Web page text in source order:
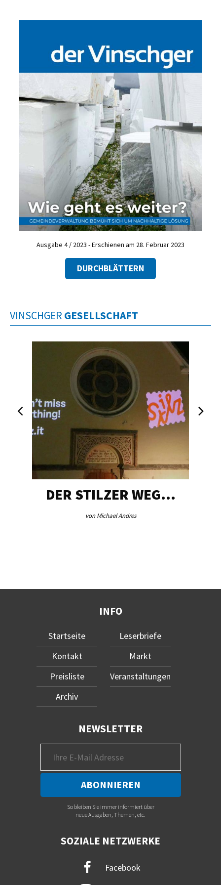
Ausgabe 4 / 2023 - Erschienen am 28. Februar 2023
DURCHBLÄTTERN
VINSCHGER GESELLSCHAFT
DER STILZER WEG…
von Michael Andres
INFO
Startseite
Kontakt
Preisliste
Archiv
Leserbriefe
Markt
Veranstaltungen
NEWSLETTER
So bleiben Sie immer informiert über
neue Ausgaben, Themen, etc.
SOZIALE NETZWERKE
Facebook